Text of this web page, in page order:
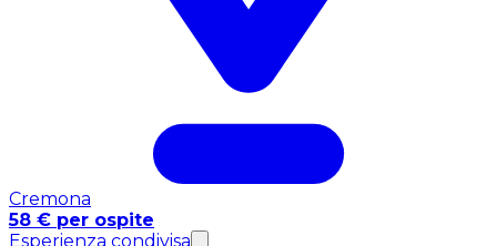
Cremona
58 € per ospite
Esperienza condivisa